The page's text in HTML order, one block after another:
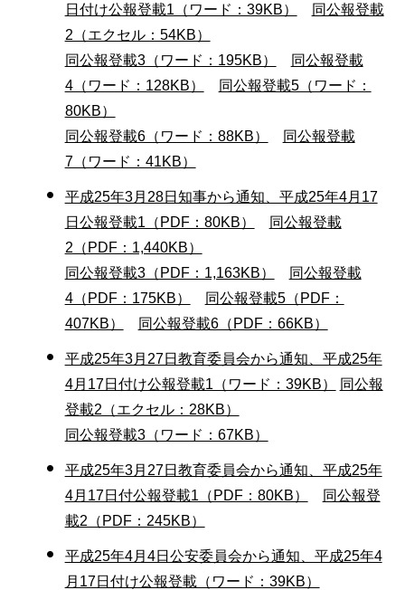
日付け公報登載1（ワード：39KB）
同公報登載
2（エクセル：54KB）
同公報登載3（ワード：195KB）
同公報登載
4（ワード：128KB）
同公報登載5（ワード：
80KB）
同公報登載6（ワード：88KB）
同公報登載
7（ワード：41KB）
平成25年3月28日知事から通知、平成25年4月17
日公報登載1（PDF：80KB）
同公報登載
2（PDF：1,440KB）
同公報登載3（PDF：1,163KB）
同公報登載
4（PDF：175KB）
同公報登載5（PDF：
407KB）
同公報登載6（PDF：66KB）
平成25年3月27日教育委員会から通知、平成25年
4月17日付け公報登載1（ワード：39KB）
同公報
登載2（エクセル：28KB）
同公報登載3（ワード：67KB）
平成25年3月27日教育委員会から通知、平成25年
4月17日付公報登載1（PDF：80KB）
同公報登
載2（PDF：245KB）
平成25年4月4日公安委員会から通知、平成25年4
月17日付け公報登載（ワード：39KB）